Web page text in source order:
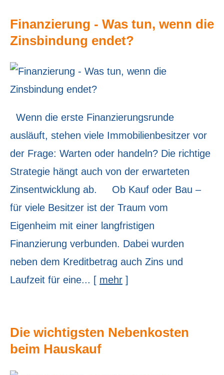
Finanzierung - Was tun, wenn die
Zinsbindung endet?
Wenn die erste Finanzierungsrunde
ausläuft, stehen viele Immobilienbesitzer vor
der Frage: Warten oder handeln? Die richtige
Strategie hängt auch von der erwarteten
Zinsentwicklung ab. Ob Kauf oder Bau –
für viele Besitzer ist der Traum vom
Eigenheim mit einer langfristigen
Finanzierung verbunden. Dabei wurden
neben dem Kreditbetrag auch Zins und
Laufzeit für eine... [ mehr ]
Die wichtigsten Nebenkosten
beim Hauskauf